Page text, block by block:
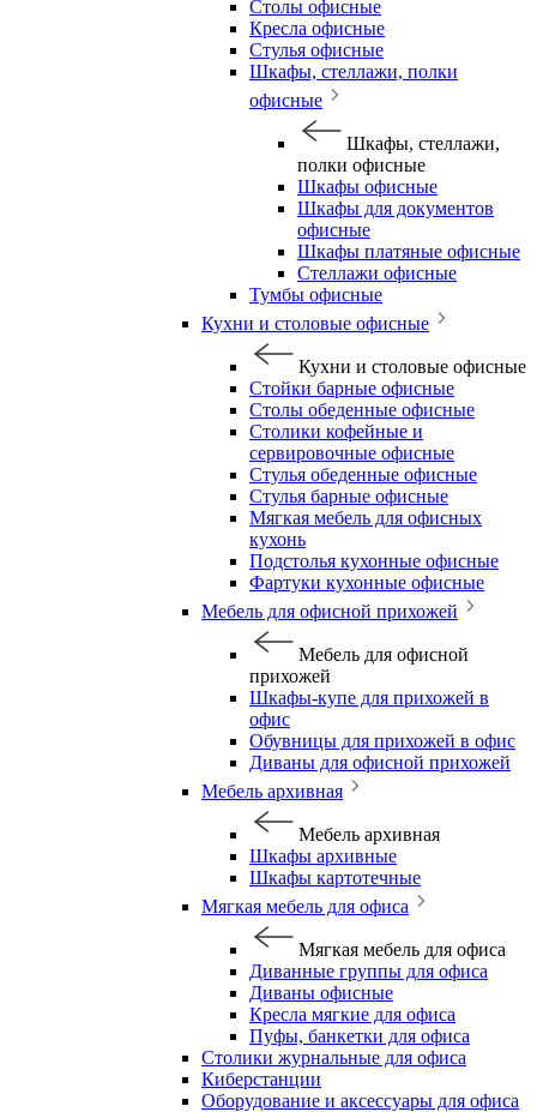
Столы офисные
Кресла офисные
Стулья офисные
Шкафы, стеллажи, полки
офисные
Шкафы, стеллажи,
полки офисные
Шкафы офисные
Шкафы для документов
офисные
Шкафы платяные офисные
Стеллажи офисные
Тумбы офисные
Кухни и столовые офисные
Кухни и столовые офисные
Стойки барные офисные
Столы обеденные офисные
Столики кофейные и
сервировочные офисные
Стулья обеденные офисные
Стулья барные офисные
Мягкая мебель для офисных
кухонь
Подстолья кухонные офисные
Фартуки кухонные офисные
Мебель для офисной прихожей
Мебель для офисной
прихожей
Шкафы-купе для прихожей в
офис
Обувницы для прихожей в офис
Диваны для офисной прихожей
Мебель архивная
Мебель архивная
Шкафы архивные
Шкафы картотечные
Мягкая мебель для офиса
Мягкая мебель для офиса
Диванные группы для офиса
Диваны офисные
Кресла мягкие для офиса
Пуфы, банкетки для офиса
Столики журнальные для офиса
Киберстанции
Оборудование и аксессуары для офиса